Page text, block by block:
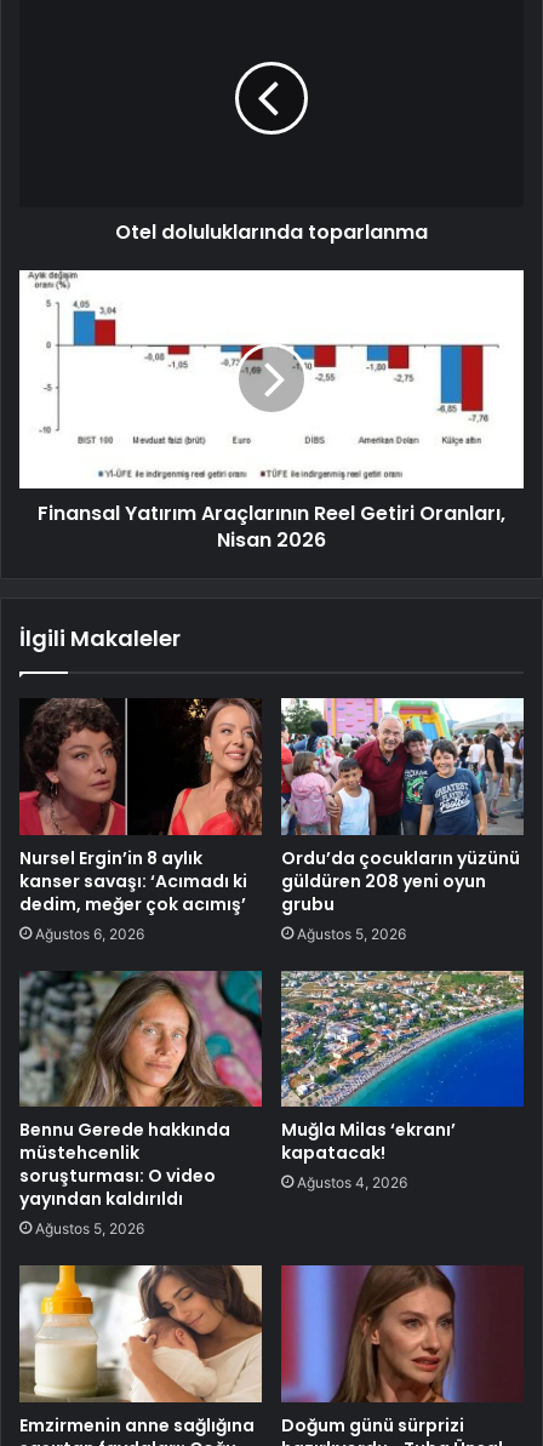
Otel doluluklarında toparlanma
Finansal Yatırım Araçlarının Reel Getiri Oranları,
Nisan 2026
İlgili Makaleler
Nursel Ergin’in 8 aylık
kanser savaşı: ‘Acımadı ki
dedim, meğer çok acımış’
Ağustos 6, 2026
Ordu’da çocukların yüzünü
güldüren 208 yeni oyun
grubu
Ağustos 5, 2026
Bennu Gerede hakkında
müstehcenlik
soruşturması: O video
yayından kaldırıldı
Ağustos 5, 2026
Muğla Milas ‘ekranı’
kapatacak!
Ağustos 4, 2026
Emzirmenin anne sağlığına
Doğum günü sürprizi